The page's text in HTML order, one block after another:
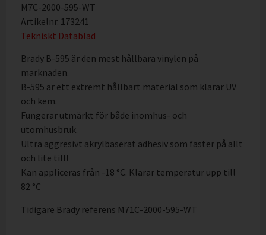
M7C-2000-595-WT
Artikelnr. 173241
Tekniskt Datablad
Brady B-595 är den mest hållbara vinylen på
marknaden.
B-595 är ett extremt hållbart material som klarar UV
och kem.
Fungerar utmärkt för både inomhus- och
utomhusbruk.
Ultra aggresivt akrylbaserat adhesiv som fäster på allt
och lite till!
Kan appliceras från -18 °C. Klarar temperatur upp till
82 °C
Tidigare Brady referens M71C-2000-595-WT